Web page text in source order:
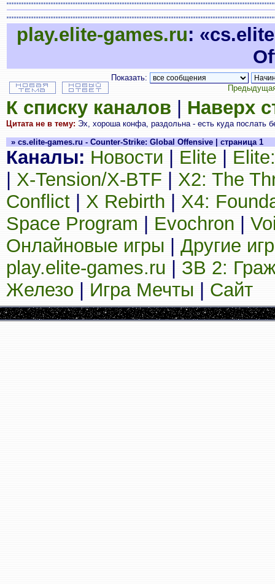
play.elite-games.ru:
Показать:
К списку каналов Наверх
Цитата не в тему: Эх, хороша конфа, раздольна - есть куда послать
» cs.elite-games.ru - Counter-Strike: Global Offensive | страница 1
Каналы: Новости Elite
X-Tension/X-BTF
X2: The
Conflict
X Rebirth
X4:
Space Program
Evochron
Онлайновые игры
Другие
play.elite-games.ru
ЗВ 2:
Железо
Игра Мечты Сайт